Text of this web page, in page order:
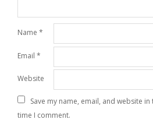
Name *
Email *
Website
Save my name, email, and website
time I comment.